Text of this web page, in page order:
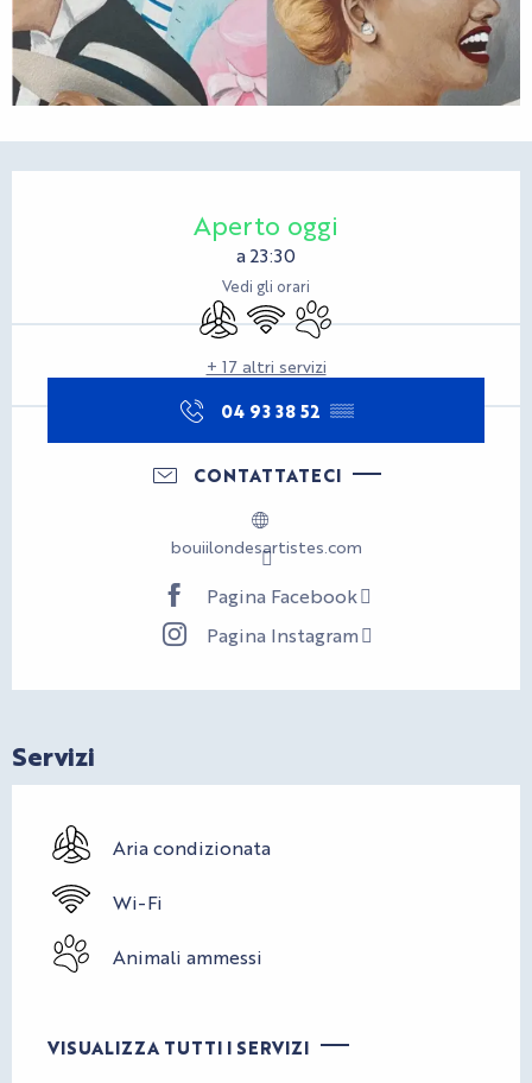
Aperto oggi
a 23:30
Vedi gli orari
Aria condizionata
Wi-Fi Animali ammessi
+ 17 altri servizi
04 93 38 52 ▒▒
CONTATTATECI
bouiilondesartistes.com
Pagina Facebook
Pagina Instagram
Servizi
Aria condizionata
Wi-Fi
Animali ammessi
VISUALIZZA TUTTI I SERVIZI